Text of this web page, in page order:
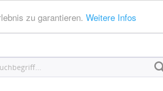
zu garantieren. Weitere Infos